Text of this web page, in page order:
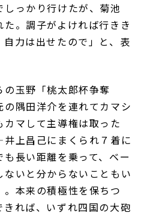
っかり行けたが、菊池
た。調子がよければ行きき
力は出せたので」と、表
玉野「桃太郎杯争奪
隅田洋介を連れてカマシ
マして主導権は取った
上昌己にまくられ７着に
長い距離を乗って、ベー
いと分からないこともい
本来の積極性を保ちつ
れば、いずれ四国の大砲